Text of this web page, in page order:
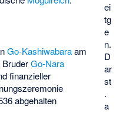
ei
tg
e
n.
D
ar
st
.
a
Go-Kashiwabaraam
BruderGo-Nara
finanzieller
abgehalten